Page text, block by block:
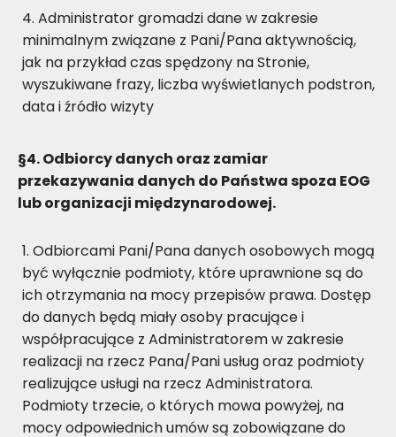
Administrator gromadzi dane w zakresie
minimalnym związane z Pani/Pana aktywnością,
jak na przykład czas spędzony na Stronie,
wyszukiwane frazy, liczba wyświetlanych podstron,
data i źródło wizyty
§4. Odbiorcy danych oraz zamiar
przekazywania danych do Państwa spoza EOG
lub organizacji międzynarodowej.
Odbiorcami Pani/Pana danych osobowych mogą
być wyłącznie podmioty, które uprawnione są do
ich otrzymania na mocy przepisów prawa. Dostęp
do danych będą miały osoby pracujące i
współpracujące z Administratorem w zakresie
realizacji na rzecz Pana/Pani usług oraz podmioty
realizujące usługi na rzecz Administratora.
Podmioty trzecie, o których mowa powyżej, na
mocy odpowiednich umów są zobowiązane do